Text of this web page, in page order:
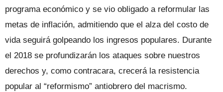
programa económico y se vio obligado a reformular las
metas de inflación, admitiendo que el alza del costo de
vida seguirá golpeando los ingresos populares. Durante
el 2018 se profundizarán los ataques sobre nuestros
derechos y, como contracara, crecerá la resistencia
popular al “reformismo” antiobrero del macrismo.